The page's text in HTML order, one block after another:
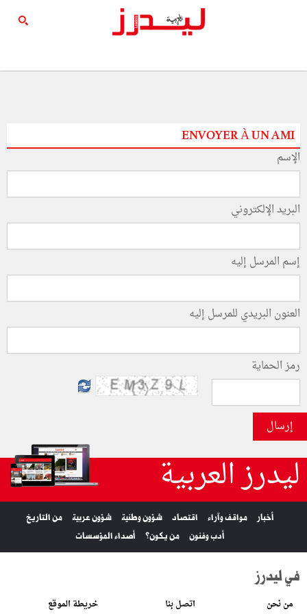
ENVOYER À UN AMI
الإسم
البريد الإلكتروني
إسم المرسل إليه
العنون البريدي للمرسل إليه
رمز الحماية
إرسال
ليدرز العربية
أخبار مواقف وآراء اقتصاد شؤون وطنية شؤون عربية
من التاريخ
أدب وفنون
من يكون؟ أصداء المؤسسات
في ليدرز
من نحن اتصل بنا خريطة الموقع